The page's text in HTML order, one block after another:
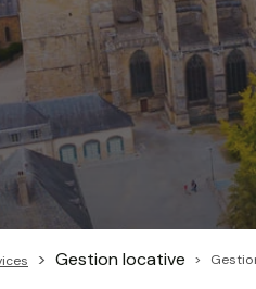
Gestion locative